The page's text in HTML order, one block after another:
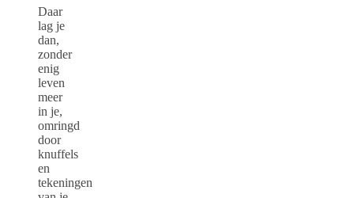
Daar
lag je
dan,
zonder
enig
leven
meer
in je,
omringd
door
knuffels
en
tekeningen